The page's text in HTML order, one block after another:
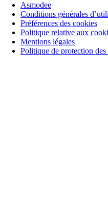
Asmodee
Conditions générales
Préférences des cookies
Politique relative aux
Mentions légales
Politique de protection des